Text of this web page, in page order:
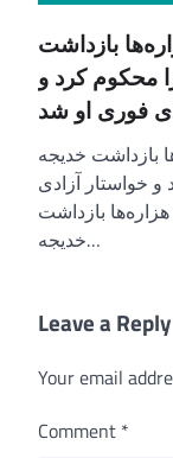
بازداشت
محکوم کرد و
فوری او شد
بازداشت خدیجه
خواستار آزادی
بازداشت
خدیجه…
Leave a Reply
Your email
Comment *